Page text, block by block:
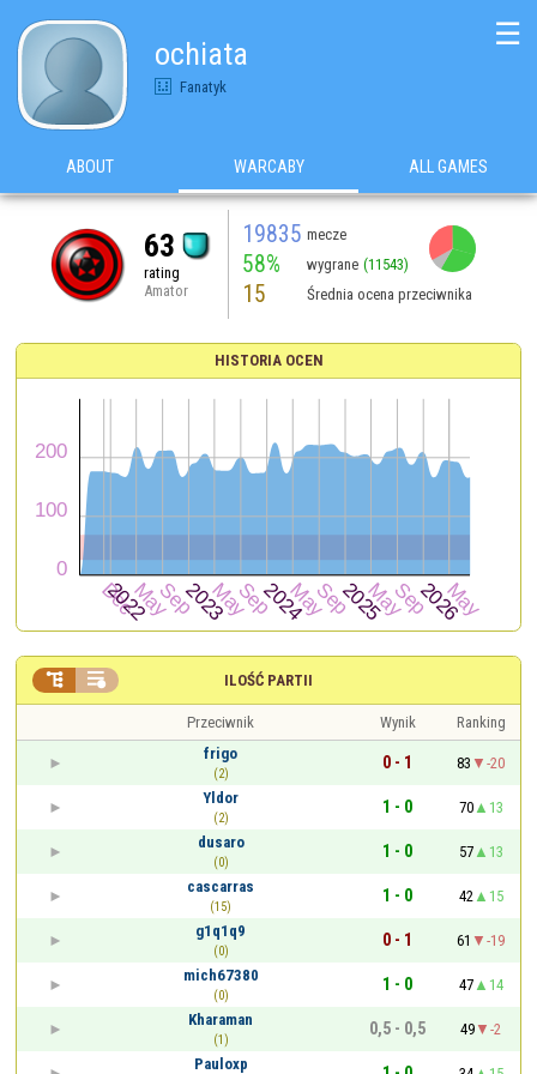
ochiata
Fanatyk
☰
ABOUT WARCABY ALL GAMES
63
rating
Amator
19835 mecze
58% wygrane (11543)
15 Średnia ocena przeciwnika
HISTORIA OCEN
ILOŚĆ PARTII
 
Przeciwnik Wynik
Ranking
frigo
(2)
0 - 1 83
-20
Yldor
(2)
1 - 0 70
13
dusaro
(0)
1 - 0 57
13
cascarras
(15)
1 - 0 42
15
g1q1q9
(0)
0 - 1 61
-19
mich67380
(0)
1 - 0 47
14
Kharaman
(1)
0,5 - 0,5 49
-2
Pauloxp